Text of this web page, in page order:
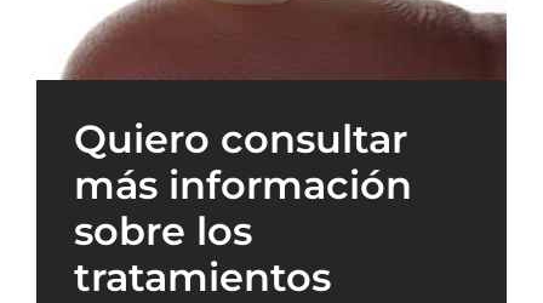
Quiero consultar
más información
sobre los
tratamientos